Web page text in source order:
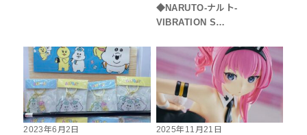
◆NARUTO-ナルト-
VIBRATION S…
2023年6月2日
2025年11月21日